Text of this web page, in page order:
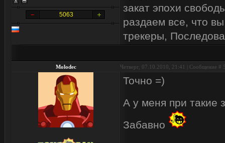
5063
закат эпохи
раздаем все, что
трекеры,
Molodec Четверг, 07.10.2010, 21:41 | Сообщение #
Точно =)
А у меня при такие
Забавно